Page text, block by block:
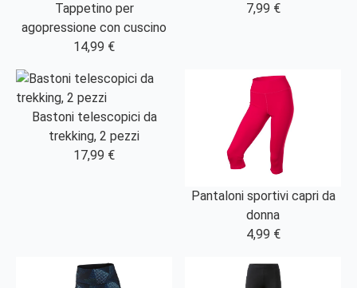
Tappetino per
agopressione con cuscino
14,99 €
7,99 €
Bastoni telescopici da
trekking, 2 pezzi
17,99 €
Pantaloni sportivi capri da
donna
4,99 €